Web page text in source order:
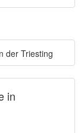
in